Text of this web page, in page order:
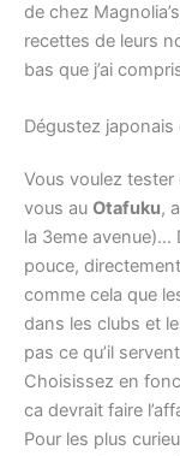
de chez
recettes de leurs
bas que j’ai
Dégustez
Vous voulez
vous au Otafuku,
la 3eme avenue)…
pouce,
comme cela que
dans les clubs et
pas ce qu’il
Choisissez en
ca devrait faire
Pour les plus